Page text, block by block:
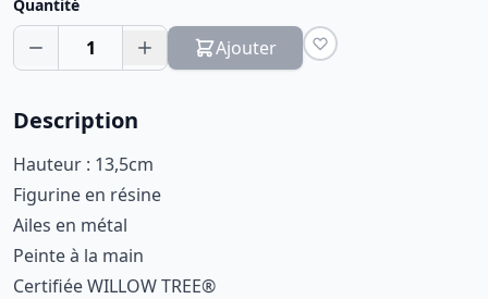
Quantité
1 Ajouter
Description
Hauteur : 13,5cm
Figurine en résine
Ailes en métal
Peinte à la main
Certifiée WILLOW TREE®